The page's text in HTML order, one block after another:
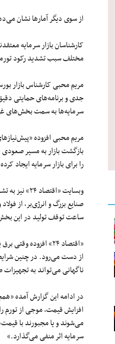
از سوی دیگر آمارها نشان می‌دهد
کارشناسان بازار سرمایه
مختلف سبب تشدید رکود
مریم محبی کارشناس بازار
جدی و برنامه‌های حمایتی
سرمایه‌ها به سمت بخش‌های
مریم محبی افزوده
بازگشت بازار به مسیر صعودی
را برای بازار سرمایه ایجاد
وبسایت
صنایع بزرگ و انرژی‌بر، از
ساعت توقف تولید در این
«اقتصاد ۲۴»
از دست می‌رود. در چنین
ناگهانی می‌تواند به
در ادامه این گزارش آمده
افزایش قیمت، موجی از تورم
می‌شوند و یا مجبورند با
سرمایه اثر منفی می‌گذارد.»